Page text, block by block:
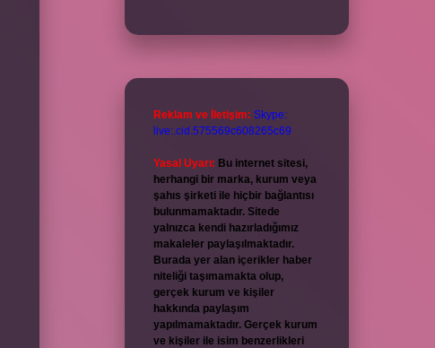
Reklam ve İletişim: Skype:
live:.cid.575569c608265c69
Yasal Uyarı: Bu internet sitesi,
herhangi bir marka, kurum veya
şahıs şirketi ile hiçbir bağlantısı
bulunmamaktadır. Sitede
yalnızca kendi hazırladığımız
makaleler paylaşılmaktadır.
Burada yer alan içerikler haber
niteliği taşımamakta olup,
gerçek kurum ve kişiler
hakkında paylaşım
yapılmamaktadır. Gerçek kurum
ve kişiler ile isim benzerlikleri